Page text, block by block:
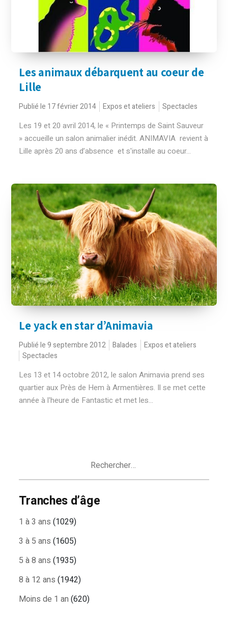
Les animaux débarquent au coeur de
Lille
Publié le 17 février 2014 Expos et ateliers Spectacles
Les 19 et 20 avril 2014, le « Printemps de Saint Sauveur
» accueille un salon animalier inédit. ANIMAVIA revient à
Lille après 20 ans d’absence et s'installe au coeur...
Le yack en star d’Animavia
Publié le 9 septembre 2012 Balades
Expos et ateliers
Spectacles
Les 13 et 14 octobre 2012, le salon Animavia prend ses
quartier aux Près de Hem à Armentières. Il se met cette
année à l'heure de Fantastic et met les...
Tranches d’âge
1 à 3 ans (1029)
3 à 5 ans (1605)
5 à 8 ans (1935)
8 à 12 ans (1942)
Moins de 1 an (620)